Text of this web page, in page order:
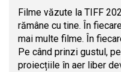
Filme văzute la TIFF
rămâne cu tine. În
mai multe filme. În
Pe când prinzi gustul,
proiecțiile în aer liber